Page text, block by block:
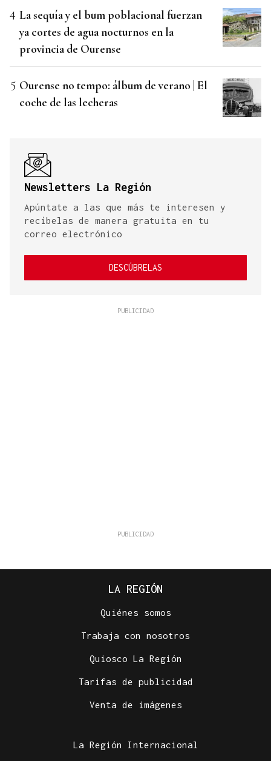
La sequía y el bum poblacional fuerzan
ya cortes de agua nocturnos en la
provincia de Ourense
Ourense no tempo: álbum de verano | El
coche de las lecheras
Newsletters La Región
Apúntate a las que más te interesen y
recíbelas de manera gratuita en tu
correo electrónico
DESCÚBRELAS
LA REGIÓN
Quiénes somos
Trabaja con nosotros
Quiosco La Región
Tarifas de publicidad
Venta de imágenes
La Región Internacional